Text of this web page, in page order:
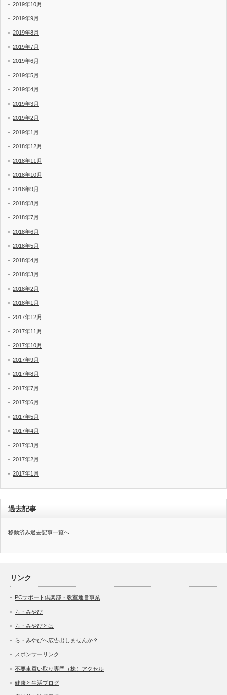
2019年10月
2019年9月
2019年8月
2019年7月
2019年6月
2019年5月
2019年4月
2019年3月
2019年2月
2019年1月
2018年12月
2018年11月
2018年10月
2018年9月
2018年8月
2018年7月
2018年6月
2018年5月
2018年4月
2018年3月
2018年2月
2018年1月
2017年12月
2017年11月
2017年10月
2017年9月
2017年8月
2017年7月
2017年6月
2017年5月
2017年4月
2017年3月
2017年2月
2017年1月
過去記事
移動済み過去記事一覧へ
リンク
PCサポート倶楽部・教室運営事業
ら・みやび
ら・みやびとは
ら・みやびへ広告出しませんか？
スポンサーリンク
不要車買い取り専門（株）アクセル
健康と生活ブログ